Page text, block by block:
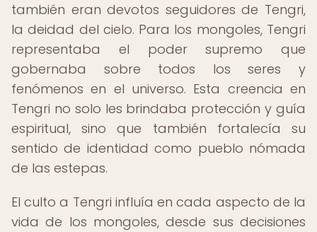
también eran devotos seguidores de Tengri,
la deidad del cielo. Para los mongoles, Tengri
representaba el poder supremo que
gobernaba sobre todos los seres y
fenómenos en el universo. Esta creencia en
Tengri no solo les brindaba protección y guía
espiritual, sino que también fortalecía su
sentido de identidad como pueblo nómada
de las estepas.
El culto a Tengri influía en cada aspecto de la
vida de los mongoles, desde sus decisiones